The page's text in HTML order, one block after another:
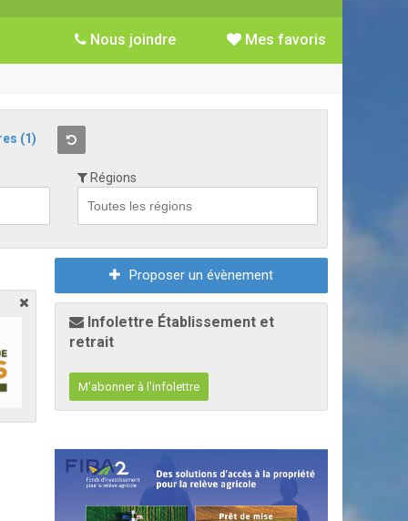
Mes favoris
Nous joindre
(1)
Régions
Proposer un évènement
Infolettre Établissement et
retrait
M'abonner à l'infolettre